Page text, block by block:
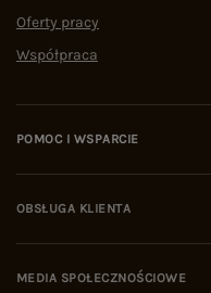
Oferty pracy
Współpraca
POMOC I WSPARCIE
OBSŁUGA KLIENTA
MEDIA SPOŁECZNOŚCIOWE